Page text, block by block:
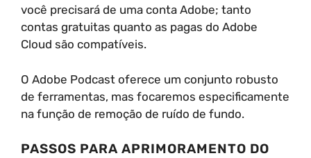
você precisará de uma conta Adobe; tanto
contas gratuitas quanto as pagas do Adobe
Cloud são compatíveis.
O Adobe Podcast oferece um conjunto robusto
de ferramentas, mas focaremos especificamente
na função de remoção de ruído de fundo.
PASSOS PARA APRIMORAMENTO DO